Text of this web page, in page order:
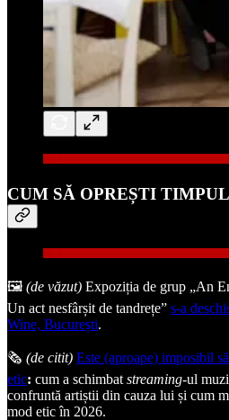
CUM SĂ OPREȘTI
🖼️ (de văzut) Expoziția de grup „An
Un act nesfârșit de tandrețe” s-a
Wine, București.
🗞️ (de citit) Este (aproape) imposibil
etic: cum a schimbat streaming-ul
confruntă artiștii din cauza lui și cum
mod etic în 2026.